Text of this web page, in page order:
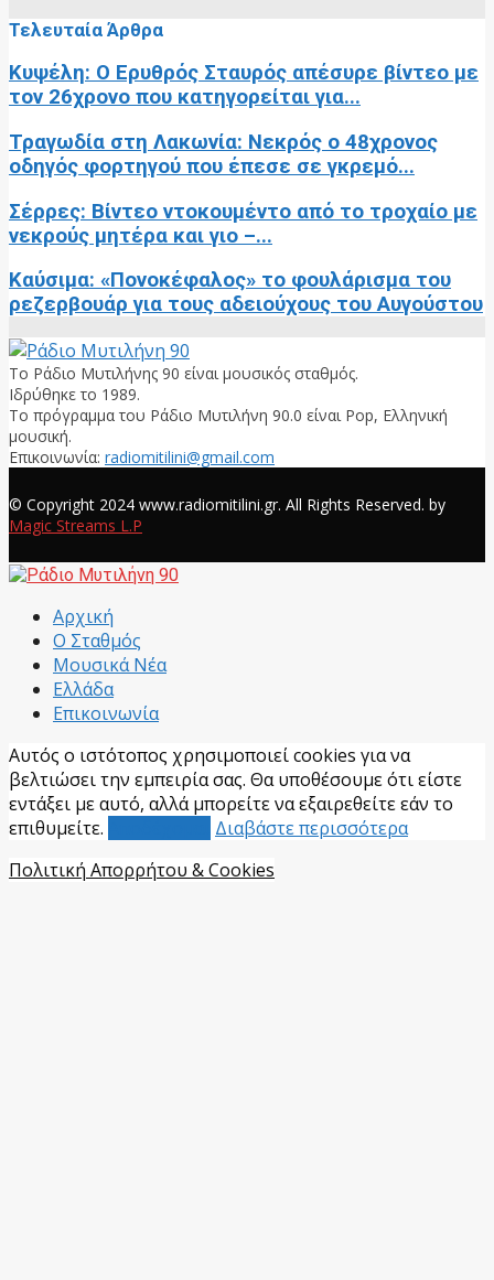
Τελευταία Άρθρα
Κυψέλη: Ο Ερυθρός Σταυρός απέσυρε βίντεο με
τον 26χρονο που κατηγορείται για...
Τραγωδία στη Λακωνία: Νεκρός ο 48χρονος
οδηγός φορτηγού που έπεσε σε γκρεμό...
Σέρρες: Βίντεο ντοκουμέντο από το τροχαίο με
νεκρούς μητέρα και γιο –...
Καύσιμα: «Πονοκέφαλος» το φουλάρισμα του
ρεζερβουάρ για τους αδειούχους του Αυγούστου
Το Ράδιο Μυτιλήνης 90 είναι μουσικός σταθμός.
Ιδρύθηκε το 1989.
Το πρόγραμμα του Ράδιο Μυτιλήνη 90.0 είναι Pop, Ελληνική
μουσική.
Επικοινωνία: radiomitilini@gmail.com
© Copyright 2024 www.radiomitilini.gr. All Rights Reserved. by
Magic Streams L.P
Αρχική
Ο Σταθμός
Μουσικά Νέα
Ελλάδα
Επικοινωνία
Αυτός ο ιστότοπος χρησιμοποιεί cookies για να
βελτιώσει την εμπειρία σας. Θα υποθέσουμε ότι είστε
εντάξει με αυτό, αλλά μπορείτε να εξαιρεθείτε εάν το
επιθυμείτε.
Διαβάστε περισσότερα
Πολιτική Απορρήτου & Cookies